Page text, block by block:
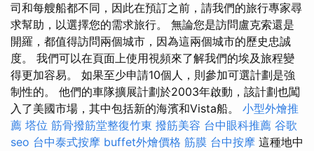
司和每艘船都不同，因此在預訂之前，請我們的旅行專家尋
求幫助，以選擇您的需求旅行。 無論您是訪問盧克索還是
開羅，都值得訪問兩個城市，因為這兩個城市的歷史忠誠
度。 我們可以在頁面上使用視頻來了解我們的埃及旅程變
得更加容易。 如果至少申請10個人，則參加可選計劃是強
制性的。 他們的車隊擴展計劃於2003年啟動，該計劃也闖
入了美國市場，其中包括新的海濱和Vista船。 小型外燴推
薦 塔位 筋骨撥筋堂整復竹東 撥筋美容 台中眼科推薦 谷歌
seo 台中泰式按摩 buffet外燴價格 筋膜 台中按摩 這種地中